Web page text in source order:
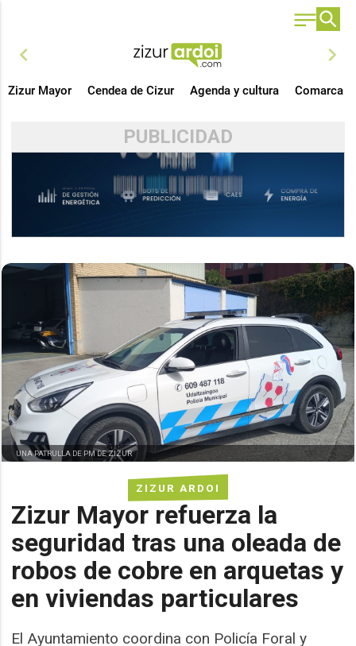
chevron_left chevron_right
Zizur Mayor Cendea de Cizur Agenda y cultura Comarca
PUBLICIDAD
ZIZUR ARDOI
Zizur Mayor refuerza la
seguridad tras una oleada de
robos de cobre en arquetas y
en viviendas particulares
El Ayuntamiento coordina con Policía Foral y
UNA PATRULLA DE PM DE ZIZUR